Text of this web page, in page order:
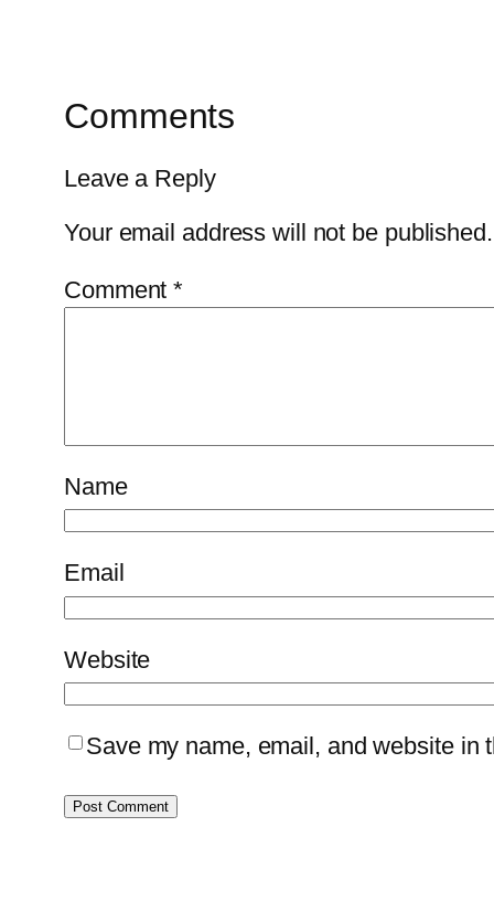
Comments
Leave a Reply
Your email address will not be published.
Comment*
Name
Email
Website
Save my name, email, and website in